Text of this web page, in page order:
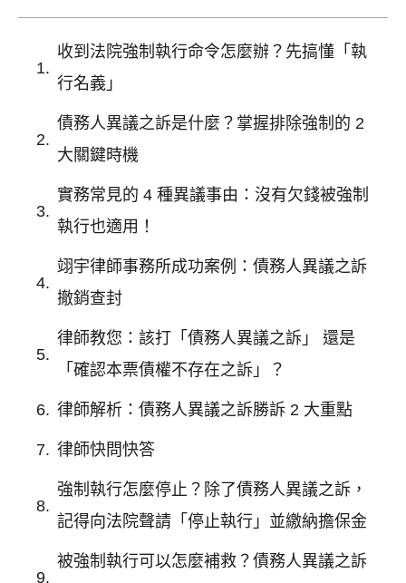
收到法院強制執行命令怎麼辦？先搞懂「執
行名義」
債務人異議之訴是什麼？掌握排除強制的 2
大關鍵時機
實務常見的 4 種異議事由：沒有欠錢被強制
執行也適用！
翊宇律師事務所成功案例：債務人異議之訴
撤銷查封
律師教您：該打「債務人異議之訴」 還是
「確認本票債權不存在之訴」？
律師解析：債務人異議之訴勝訴 2 大重點
律師快問快答
強制執行怎麼停止？除了債務人異議之訴，
記得向法院聲請「停止執行」並繳納擔保金
被強制執行可以怎麼補救？債務人異議之訴